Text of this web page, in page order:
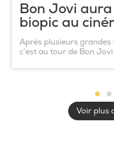
Bon Jovi
biopic au
Après plusieurs grandes
c’est au tour de Bon Jovi
Voir plus